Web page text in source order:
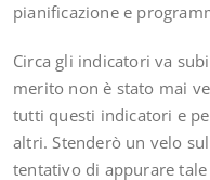
pianificazione e
Circa gli indicatori va
merito non è stato mai
tutti questi indicatori e
altri. Stenderò un velo
tentativo di appurare